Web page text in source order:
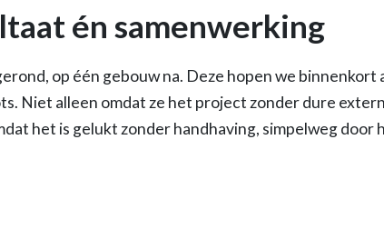
én samenwerking
op één gebouw na. Deze hopen we binnenkort
Niet alleen omdat ze het project zonder dure
het is gelukt zonder handhaving, simpelweg door